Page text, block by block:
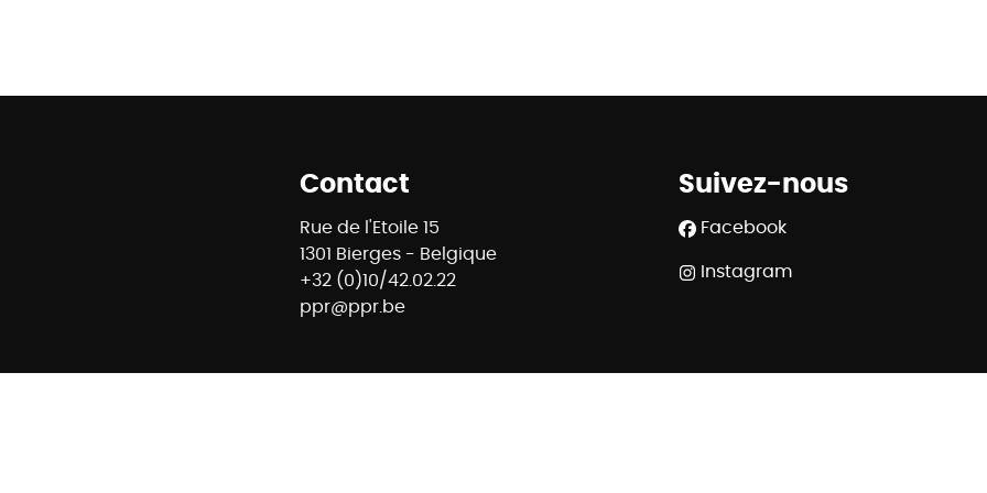
Contact
Rue de l'Etoile 15
1301 Bierges - Belgique
+32 (0)10/42.02.22
ppr@ppr.be
Suivez-nous
Facebook
Instagram